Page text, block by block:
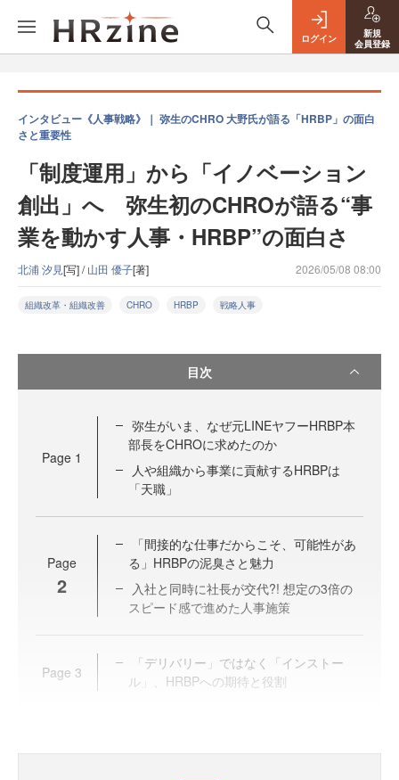
ログイン
新規
会員登録
インタビュー《人事戦略》｜ 弥生のCHRO 大野氏が語る「HRBP」の面白
さと重要性
「制度運用」から「イノベーション
創出」へ 弥生初のCHROが語る“事
業を動かす人事・HRBP”の面白さ
北浦 汐見[写] /山田 優子[著] 2026/05/08 08:00
組織改革・組織改善 CHRO HRBP 戦略人事
目次
Page 1
弥生がいま、なぜ元LINEヤフーHRBP本
部長をCHROに求めたのか
人や組織から事業に貢献するHRBPは
「天職」
Page
2
「間接的な仕事だからこそ、可能性があ
る」HRBPの泥臭さと魅力
入社と同時に社長が交代?! 想定の3倍の
スピード感で進めた人事施策
Page 3
「デリバリー」ではなく「インストー
ル」、HRBPへの期待と役割